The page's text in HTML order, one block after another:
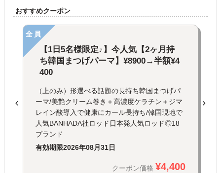
おすすめクーポン
全員
【1日5名様限定♪】今人気【2ヶ月持
ち韓国まつげパーマ】¥8900→半額¥4
400
（上のみ）形選べる話題の長持ち韓国まつげパ
ーマ/美艶クリーム巻き＋高濃度ケラチン＋ジマ
レイン酸導入で健康にカール長持ち/韓国現地で
人気BANHADA社ロッド日本発人気ロッド◎18
ブランド
有効期限2026年08月31日
クーポン価格 ¥4,400